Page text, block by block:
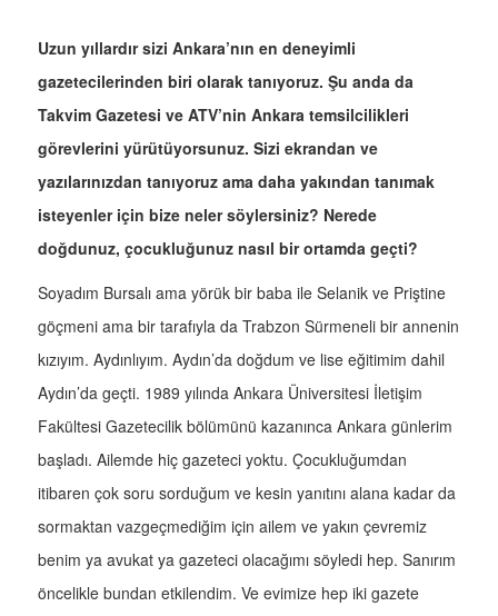
Uzun yıllardır sizi Ankara’nın en deneyimli
gazetecilerinden biri olarak tanıyoruz. Şu anda da
Takvim Gazetesi ve ATV’nin Ankara temsilcilikleri
görevlerini yürütüyorsunuz. Sizi ekrandan ve
yazılarınızdan tanıyoruz ama daha yakından tanımak
isteyenler için bize neler söylersiniz? Nerede
doğdunuz, çocukluğunuz nasıl bir ortamda geçti?
Soyadım Bursalı ama yörük bir baba ile Selanik ve Priştine
göçmeni ama bir tarafıyla da Trabzon Sürmeneli bir annenin
kızıyım. Aydınlıyım. Aydın’da doğdum ve lise eğitimim dahil
Aydın’da geçti. 1989 yılında Ankara Üniversitesi İletişim
Fakültesi Gazetecilik bölümünü kazanınca Ankara günlerim
başladı. Ailemde hiç gazeteci yoktu. Çocukluğumdan
itibaren çok soru sorduğum ve kesin yanıtını alana kadar da
sormaktan vazgeçmediğim için ailem ve yakın çevremiz
benim ya avukat ya gazeteci olacağımı söyledi hep. Sanırım
öncelikle bundan etkilendim. Ve evimize hep iki gazete